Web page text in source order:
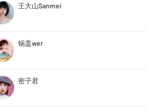
王大山Sanmei
锅盖wer
密子君